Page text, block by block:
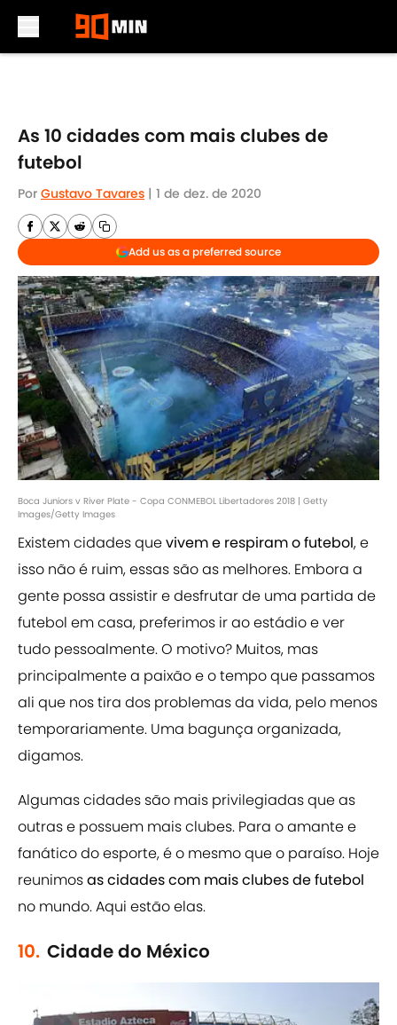
As 10 cidades com mais clubes de
futebol
Por Gustavo Tavares | 1 de dez. de 2020
Add us as a preferred source
Boca Juniors v River Plate - Copa CONMEBOL Libertadores 2018 | Getty
Images/Getty Images
Existem cidades quevivem e respiram o futebol, e
isso não é ruim, essas são as melhores. Embora a
gente possa assistir e desfrutar de uma partida de
futebol em casa, preferimos ir ao estádio e ver
tudo pessoalmente. O motivo? Muitos, mas
principalmente a paixão e o tempo que passamos
ali que nos tira dos problemas da vida, pelo menos
temporariamente. Uma bagunça organizada,
digamos.
Algumas cidades são mais privilegiadas que as
outras e possuem mais clubes. Para o amante e
fanático do esporte, é o mesmo que o paraíso. Hoje
reunimosas cidades com mais clubes de futebol
no mundo. Aqui estão elas.
10. Cidade do México